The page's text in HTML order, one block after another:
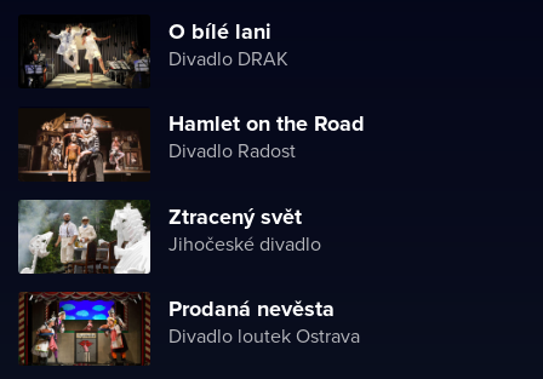
O bílé lani
Divadlo DRAK
Hamlet on the Road
Divadlo Radost
Ztracený svět
Jihočeské divadlo
Prodaná nevěsta
Divadlo loutek Ostrava